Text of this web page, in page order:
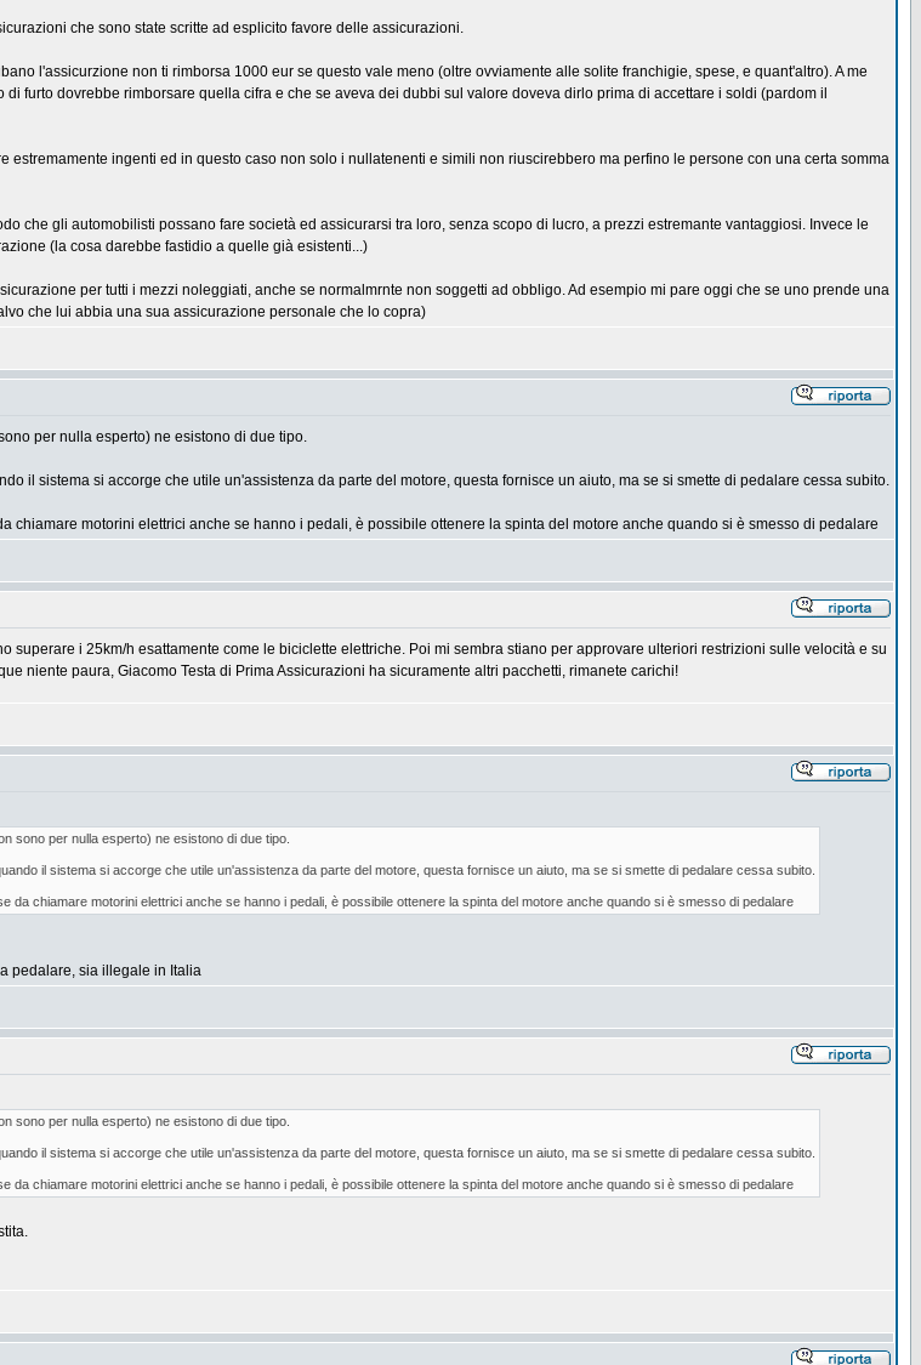
che sono state scritte ad esplicito favore delle assicurazioni.
l'assicurzione non ti rimborsa 1000 eur se questo vale meno (oltre ovviamente alle solite franchigie, spese, e quant'altro). A me
furto dovrebbe rimborsare quella cifra e che se aveva dei dubbi sul valore doveva dirlo prima di accettare i soldi (pardom il
ingenti ed in questo caso non solo i nullatenenti e simili non riuscirebbero ma perfino le persone con una certa somma
che gli automobilisti possano fare società ed assicurarsi tra loro, senza scopo di lucro, a prezzi estremante vantaggiosi. Invece le
(la cosa darebbe fastidio a quelle già esistenti...)
per tutti i mezzi noleggiati, anche se normalmrnte non soggetti ad obbligo. Ad esempio mi pare oggi che se uno prende una
che lui abbia una sua assicurazione personale che lo copra)
per nulla esperto) ne esistono di due tipo.
il sistema si accorge che utile un'assistenza da parte del motore, questa fornisce un aiuto, ma se si smette di pedalare cessa subito.
chiamare motorini elettrici anche se hanno i pedali, è possibile ottenere la spinta del motore anche quando si è smesso di pedalare
superare i 25km/h esattamente come le biciclette elettriche. Poi mi sembra stiano per approvare ulteriori restrizioni sulle velocità e su
niente paura, Giacomo Testa di Prima Assicurazioni ha sicuramente altri pacchetti, rimanete carichi!
sono per nulla esperto) ne esistono di due tipo.
il sistema si accorge che utile un'assistenza da parte del motore, questa fornisce un aiuto, ma se si smette di pedalare cessa subito.
da chiamare motorini elettrici anche se hanno i pedali, è possibile ottenere la spinta del motore anche quando si è smesso di pedalare
pedalare, sia illegale in Italia
sono per nulla esperto) ne esistono di due tipo.
il sistema si accorge che utile un'assistenza da parte del motore, questa fornisce un aiuto, ma se si smette di pedalare cessa subito.
da chiamare motorini elettrici anche se hanno i pedali, è possibile ottenere la spinta del motore anche quando si è smesso di pedalare